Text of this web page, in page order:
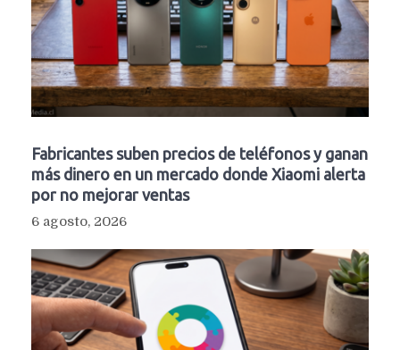
Fabricantes suben precios de teléfonos y ganan
más dinero en un mercado donde Xiaomi alerta
por no mejorar ventas
6 agosto, 2026